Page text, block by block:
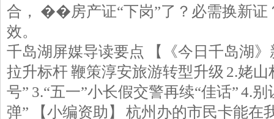
合， ��房产证“下岗”了？必需换新证
效。
千岛湖屏媒导读要点 【《今日千岛湖
拉升标杆 鞭策淳安旅游转型升级 2.姥
号” 3.“五一”小长假交警再续“佳话” 4.
弹” 【小编资助】 杭州办的市民卡能在